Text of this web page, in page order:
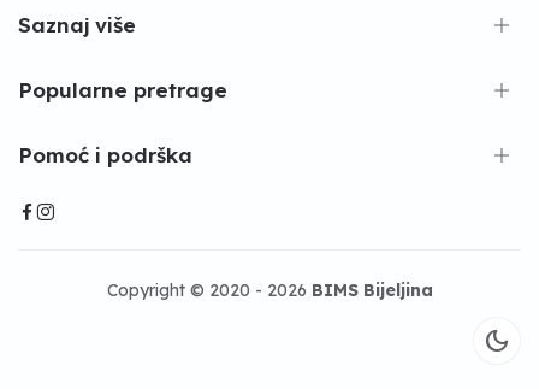
Saznaj više
Popularne pretrage
Pomoć i podrška
Copyright © 2020 - 2026 BIMS Bijeljina
dark_mode